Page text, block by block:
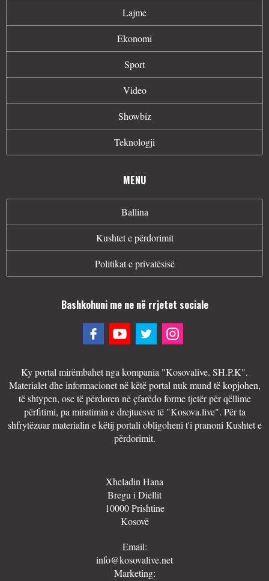
Lajme
Ekonomi
Sport
Video
Showbiz
Teknologji
MENU
Ballina
Kushtet e përdorimit
Politikat e privatësisë
Bashkohuni me ne në rrjetet sociale
Ky portal mirëmbahet nga kompania "Kosovalive. SH.P.K".
Materialet dhe informacionet në këtë portal nuk mund të kopjohen,
të shtypen, ose të përdoren në çfarëdo forme tjetër për qëllime
përfitimi, pa miratimin e drejtuesve të "Kosova.live". Për ta
shfrytëzuar materialin e këtij portali obligoheni t'i pranoni Kushtet e
përdorimit.
Xheladin Hana
Bregu i Diellit
10000 Prishtine
Kosovë
Email:
info@kosovalive.net
Marketing: